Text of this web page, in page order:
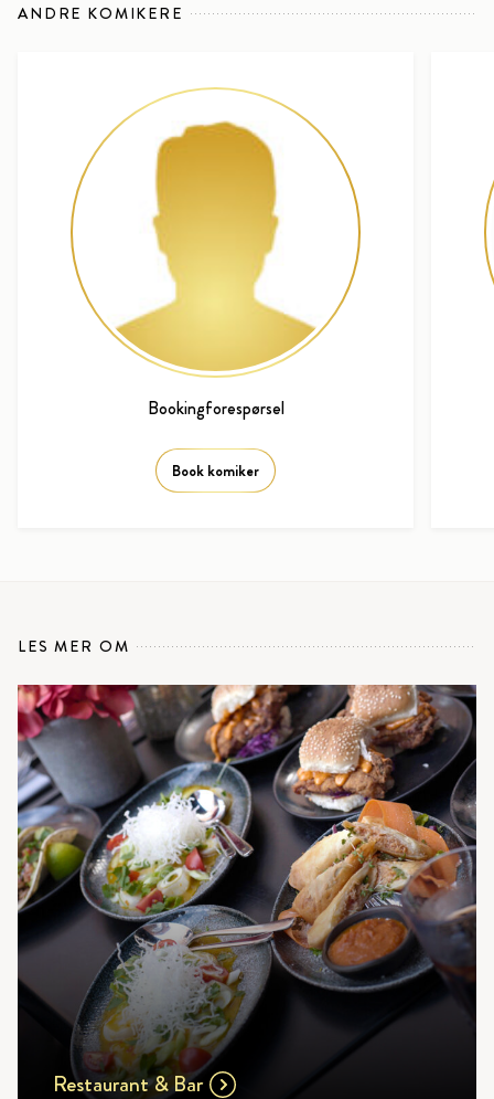
ANDRE KOMIKERE
Bookingforespørsel
Book komiker
LES MER OM
Restaurant & Bar